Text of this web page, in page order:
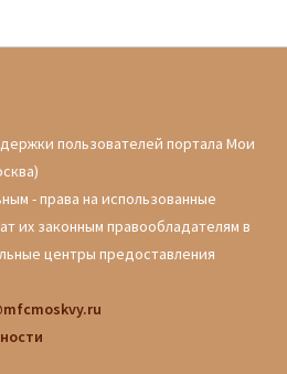
пользователей портала Мои
- права на использованные
их законным правообладателям в
центры предоставления